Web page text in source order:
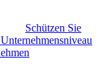
Schützen Sie